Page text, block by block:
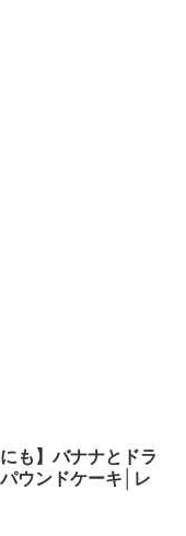
も】バナナとドラ
ウンドケーキ│レ